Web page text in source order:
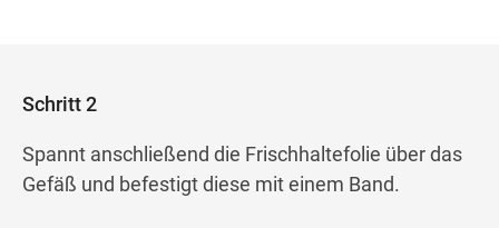
Schritt 2
Spannt anschließend die Frischhaltefolie über das
Gefäß und befestigt diese mit einem Band.